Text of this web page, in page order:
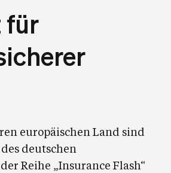
für
europäischen Land sind
deutschen
Reihe „Insurance Flash“